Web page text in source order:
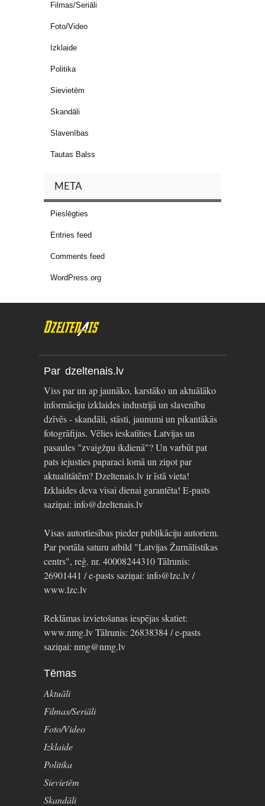
Filmas/Seriāli
Foto/Video
Izklaide
Politika
Sievietēm
Skandāli
Slavenības
Tautas Balss
META
Pieslēgties
Entries feed
Comments feed
WordPress.org
Par dzeltenais.lv
Viss par un ap jaunāko, karstāko un aktuālāko
informāciju izklaides industrijā un slavenību
dzīvēs - skandāli, stāsti, jaunumi un pikantākās
fotogrāfijas. Vēlies ieskatīties Latvijas un
pasaules "zvaigžņu ikdienā"? Un varbūt pat
pats iejusties paparaci lomā un ziņot par
aktualitātēm? Dzeltenais.lv ir īstā vieta!
Izklaides deva visai dienai garantēta! E-pasts
saziņai: info@dzeltenais.lv
Visas autortiesības pieder publikāciju autoriem.
Par portāla saturu atbild "Latvijas Žurnālistikas
centrs", reģ. nr. 40008244310 Tālrunis:
26901441 / e-pasts saziņai: info@lzc.lv /
www.lzc.lv
Reklāmas izvietošanas iespējas skatiet:
www.nmg.lv Tālrunis: 26838384 / e-pasts
saziņai: nmg@nmg.lv
Tēmas
Aktuāli
Filmas/Seriāli
Foto/Video
Izklaide
Politika
Sievietēm
Skandāli